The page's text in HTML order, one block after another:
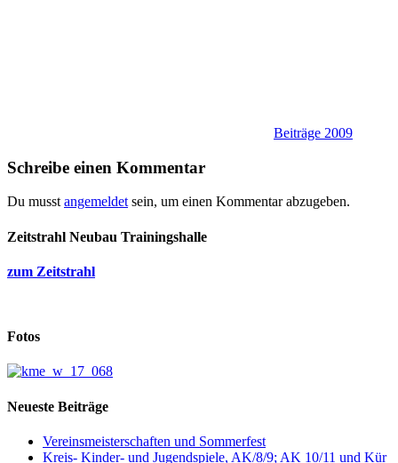
Beiträge 2009
Schreibe einen Kommentar
Du musst angemeldet sein, um einen Kommentar abzugeben.
Zeitstrahl Neubau Trainingshalle
zum Zeitstrahl
Fotos
Neueste Beiträge
Vereinsmeisterschaften und Sommerfest
Kreis- Kinder- und Jugendspiele, AK/8/9; AK 10/11 und Kür